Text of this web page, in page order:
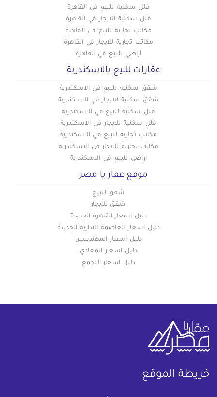
فلل سكنية للبيع في القاهرة
فلل سكنية للايجار في القاهرة
مكاتب تجارية للبيع في القاهرة
مكاتب تجارية للايجار في القاهرة
أراضي للبيع في القاهرة
عقارات للبيع بالاسكندرية
شقق سكنيه للبيع في الاسكندرية
شقق سكنية للايجار في الاسكندرية
فلل سكنية للبيع في الاسكندرية
فلل سكنية للايجار في الاسكندرية
مكاتب تجارية للبيع في الاسكندرية
مكاتب تجارية للايجار في الاسكندرية
اراضي للبيع في الاسكندرية
موقع عقار يا مصر
شقق للبيع
شقق للايجار
دليل اسعار القاهرة الجديدة
دليل اسعار العاصمة الادارية الجديدة
دليل اسعار المهندسين
دليل اسعار المعادي
دليل اسعار التجمع
خريطة الموقع